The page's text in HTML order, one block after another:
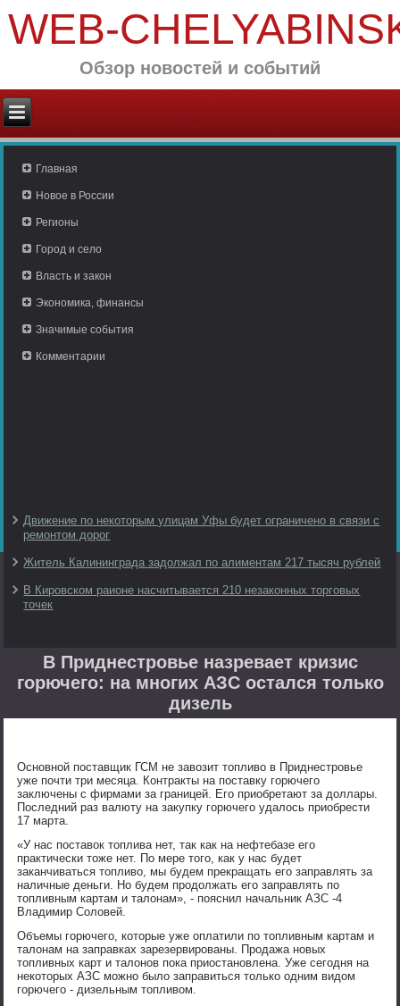
WEB-
Обзор новостей и событий
Главная
Новое в России
Регионы
Город и село
Власть и закон
Экономика, финансы
Значимые события
Комментарии
Движение по некоторым улицам Уфы будет ограничено в связи с
ремонтом дорог
Житель Калининграда задолжал по алиментам 217 тысяч рублей
В Кировском раионе насчитывается 210 незаконных торговых
точек
В Приднестровье назревает кризис
горючего: на многих АЗС остался только
дизель
Основной поставщик ГСМ не завозит топливо в Приднестровье
уже почти три месяца. Контракты на поставку горючего
заключены с фирмами за границей. Его приобретают за доллары.
Последний раз валюту на закупку горючего удалось приобрести
17 марта.
«У нас поставок топлива нет, так как на нефтебазе его
практически тоже нет. По мере того, как у нас будет
заканчиваться топливо, мы будем прекращать его заправлять за
наличные деньги. Но будем продолжать его заправлять по
топливным картам и талонам», - пояснил начальник АЗС -4
Владимир Соловей.
Объемы горючего, которые уже оплатили по топливным картам и
талонам на заправках зарезервированы. Продажа новых
топливных карт и талонов пока приостановлена. Уже сегодня на
некоторых АЗС можно было заправиться только одним видом
горючего - дизельным топливом.